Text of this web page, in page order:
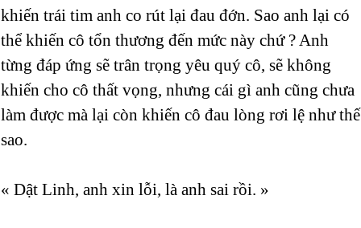
khiến trái tim anh co rút lại đau đớn. Sao anh lại có
thể khiến cô tổn thương đến mức này chứ ? Anh
từng đáp ứng sẽ trân trọng yêu quý cô, sẽ không
khiến cho cô thất vọng, nhưng cái gì anh cũng chưa
làm được mà lại còn khiến cô đau lòng rơi lệ như thế
sao.
« Dật Linh, anh xin lỗi, là anh sai rồi. »